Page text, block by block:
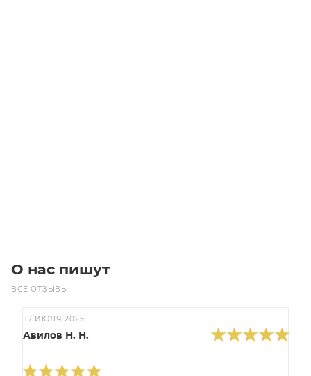
О нас пишут
ВСЕ ОТЗЫВЫ
17 ИЮЛЯ 2025
Авилов Н. Н.